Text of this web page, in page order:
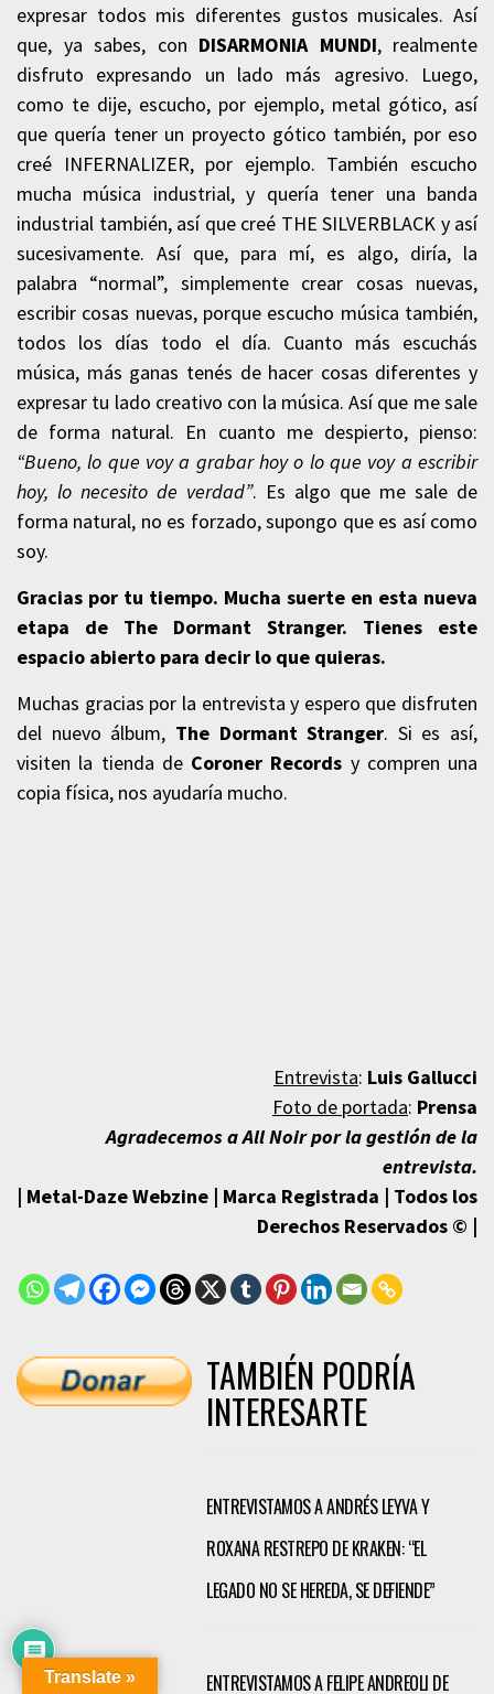
expresar todos mis diferentes gustos musicales. Así
que, ya sabes, con DISARMONIA MUNDI, realmente
disfruto expresando un lado más agresivo. Luego,
como te dije, escucho, por ejemplo, metal gótico, así
que quería tener un proyecto gótico también, por eso
creé INFERNALIZER, por ejemplo. También escucho
mucha música industrial, y quería tener una banda
industrial también, así que creé THE SILVERBLACK y así
sucesivamente. Así que, para mí, es algo, diría, la
palabra “normal”, simplemente crear cosas nuevas,
escribir cosas nuevas, porque escucho música también,
todos los días todo el día. Cuanto más escuchás
música, más ganas tenés de hacer cosas diferentes y
expresar tu lado creativo con la música. Así que me sale
de forma natural. En cuanto me despierto, pienso:
“Bueno, lo que voy a grabar hoy o lo que voy a escribir
hoy, lo necesito de verdad”. Es algo que me sale de
forma natural, no es forzado, supongo que es así como
soy.
Gracias por tu tiempo. Mucha suerte en esta nueva
etapa de The Dormant Stranger. Tienes este
espacio abierto para decir lo que quieras.
Muchas gracias por la entrevista y espero que disfruten
del nuevo álbum, The Dormant Stranger. Si es así,
visiten la tienda de Coroner Records y compren una
copia física, nos ayudaría mucho.
Entrevista: Luis Gallucci
Foto de portada: Prensa
Agradecemos a All Noir por la gestión de la
entrevista.
| Metal-Daze Webzine | Marca Registrada | Todos los
Derechos Reservados © |
TAMBIÉN PODRÍA
INTERESARTE
ENTREVISTAMOS A ANDRÉS LEYVA Y
ROXANA RESTREPO DE KRAKEN: “EL
LEGADO NO SE HEREDA, SE DEFIENDE”
ENTREVISTAMOS A FELIPE ANDREOLI DE
Translate »